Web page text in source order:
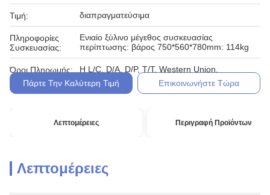
Τιμή: διαπραγματεύσιμα
Πληροφορίες
Συσκευασίας:
Ενιαίο ξύλινο μέγεθος συσκευασίας
περίπτωσης: βάρος 750*560*780mm: 114kg
Όροι Πληρωμής:
Η L/C, D/A, D/P, T/T, Western Union,
Πάρτε Την Καλύτερη Τιμή
Επικοινωνήστε Τώρα
Λεπτομέρειες Περιγραφή Προϊόντων
Λεπτομέρειες